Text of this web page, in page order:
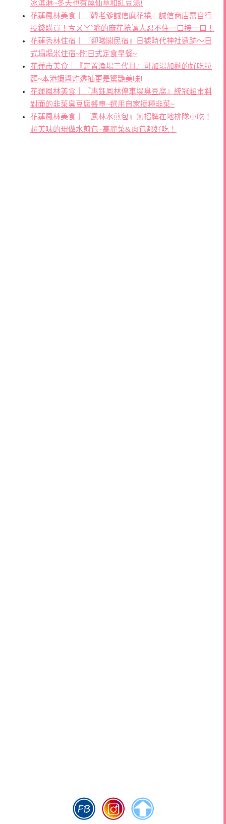
冰淇淋~冬天也有燒仙草和紅豆湯!
花蓮鳳林美食｜『韓老爹誠信麻花捲』誠信商店需自行
投錢購買！ㄘㄨㄚˋ嘴的麻花捲讓人忍不住一口接一口！
花蓮秀林住宿｜『迎曦閣民宿』日據時代神社遺跡～日
式塌塌米住宿~附日式定食早餐~
花蓮市美食｜『定置漁場三代目』可加湯加麵的好吃拉
麵~本港蝦醬炸透抽更是驚艷美味!
花蓮鳳林美食｜『惠鈺鳳林停車場臭豆腐』統冠超市斜
對面的韭菜臭豆腐餐車~選用自家摘種韭菜~
花蓮鳳林美食｜『鳳林水煎包』無招牌在地排隊小吃！
超美味的現做水煎包~高麗菜&肉包都好吃！